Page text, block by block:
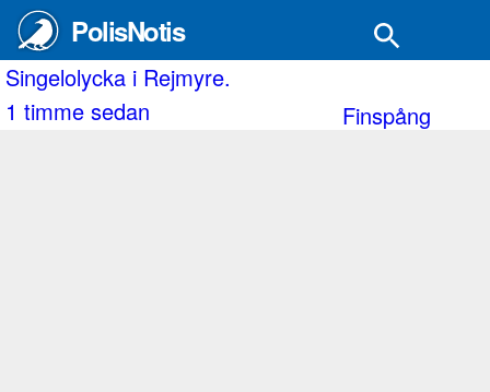
PolisNotis
i Rejmyre.
sedan
Finspång